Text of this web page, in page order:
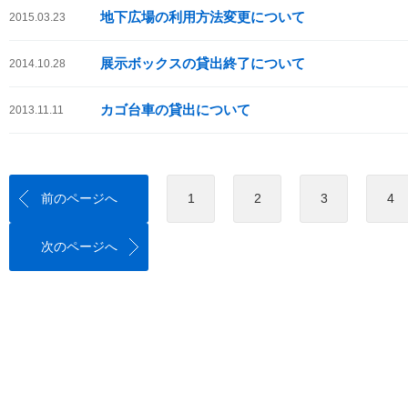
2015.03.23 地下広場の利用方法変更について
2014.10.28 展示ボックスの貸出終了について
2013.11.11 カゴ台車の貸出について
前のページへ 1 2 3 4
次のページへ